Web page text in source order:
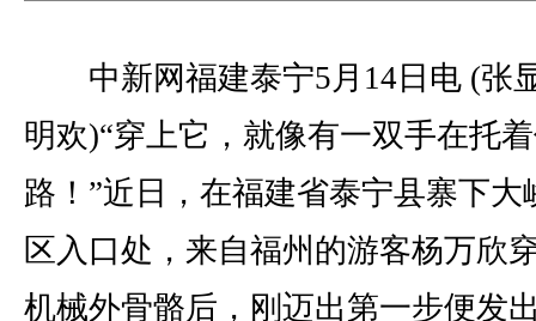
中新网福建泰宁5月14日电 (张
明欢)“穿上它，就像有一双手在托
路！”近日，在福建省泰宁县寨下大
区入口处，来自福州的游客杨万欣
机械外骨骼后，刚迈出第一步便发